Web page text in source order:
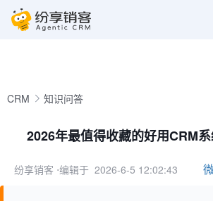
CRM 知识问答
2026年最值得收藏的好用CRM
纷享销客 ⋅编辑于 2026-6-5 12:02:43